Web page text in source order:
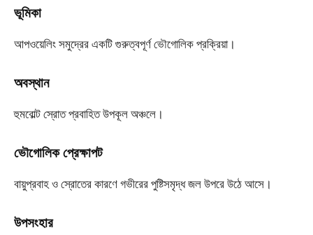
ভূমিকা
আপওয়েলিং সমুদ্রের একটি গুরুত্বপূর্ণ ভৌগোলিক প্রক্রিয়া।
অবস্থান
হুমবোল্ট স্রোত প্রবাহিত উপকূল অঞ্চলে।
ভৌগোলিক প্রেক্ষাপট
বায়ুপ্রবাহ ও স্রোতের কারণে গভীরের পুষ্টিসমৃদ্ধ জল উপরে উঠে আসে।
উপসংহার